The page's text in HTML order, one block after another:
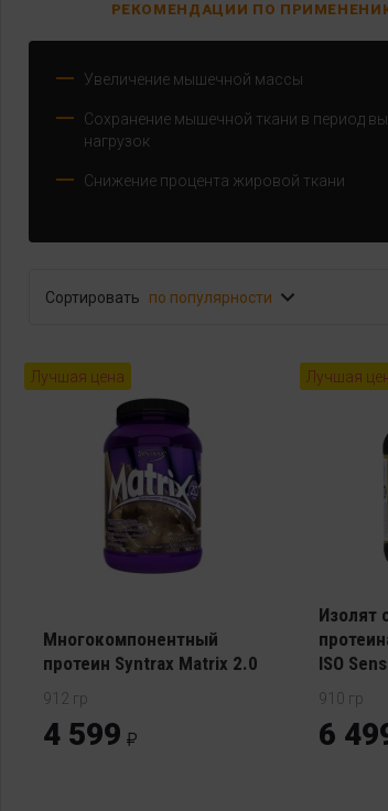
РЕКОМЕНДАЦИИ ПО
Увеличение мышечной массы
Сохранение мышечной ткани в период
нагрузок
Снижение процента жировой ткани
Сортировать по популярности
Лучшая цена
Многокомпонентный
протеин Syntrax Matrix 2.0
912 гр
4 599
Лучшая
Изолят
ISO
910 гр
6